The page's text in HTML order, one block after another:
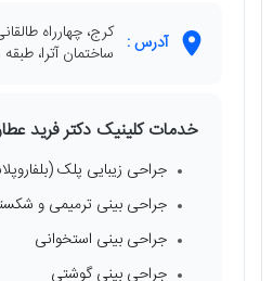
آدرس : کرج، چهارراه
ساختمان آترا، طبقه 1
خدمات کلینیک دکتر فرید
جراحی زیبایی پلک
جراحی بینی ترمیمی و
جراحی بینی استخوانی
جراحی بینی گوشتی